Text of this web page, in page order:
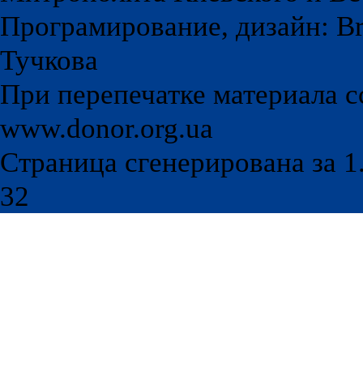
Програмирование, дизайн:
Тучкова
При перепечатке материала
www.donor.org.ua
Страница сгенерирована за
32